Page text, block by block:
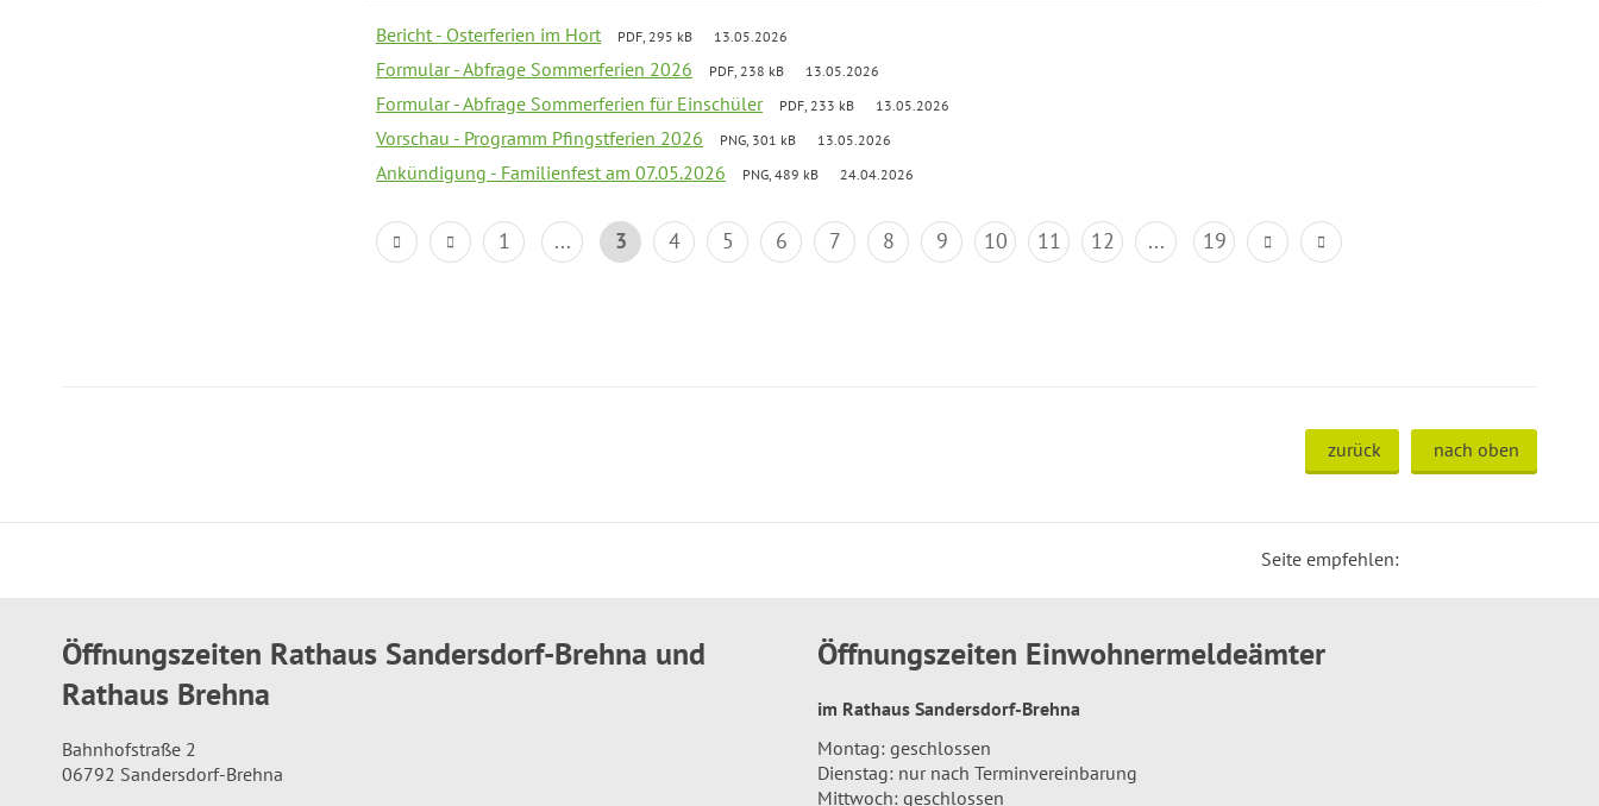
Bericht - Osterferien im Hort PDF, 295 kB 13.05.2026
Formular - Abfrage Sommerferien 2026 PDF, 238 kB 13.05.2026
Formular - Abfrage Sommerferien für Einschüler PDF, 233 kB 13.05.2026
Vorschau - Programm Pfingstferien 2026 PNG, 301 kB 13.05.2026
Ankündigung - Familienfest am 07.05.2026 PNG, 489 kB 24.04.2026
1 ... 3 4 5 6 7 8 9 10 11 12 ... 19
zurück nach oben
Seite empfehlen:
Öffnungszeiten Rathaus Sandersdorf-Brehna und
Rathaus Brehna
Bahnhofstraße 2
06792 Sandersdorf-Brehna
Öffnungszeiten Einwohnermeldeämter
im Rathaus Sandersdorf-Brehna
Montag: geschlossen
Dienstag: nur nach Terminvereinbarung
Mittwoch: geschlossen